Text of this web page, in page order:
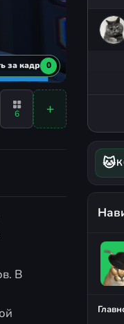
за кадр 0
6
В
🐱